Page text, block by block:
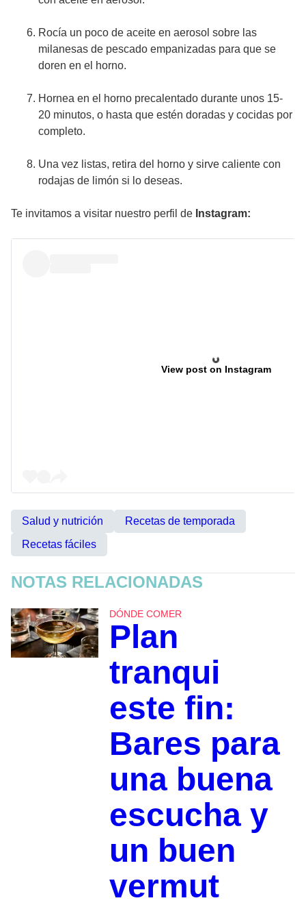
Rocía un poco de aceite en aerosol sobre las
milanesas de pescado empanizadas para que se
doren en el horno.
Hornea en el horno precalentado durante unos 15-
20 minutos, o hasta que estén doradas y cocidas por
completo.
Una vez listas, retira del horno y sirve caliente con
rodajas de limón si lo deseas.
Te invitamos a visitar nuestro perfil de Instagram:
View post on Instagram
Salud y nutrición
Recetas de temporada
Recetas fáciles
NOTAS RELACIONADAS
DÓNDE COMER
Plan
tranqui
este fin:
Bares para
una buena
escucha y
un buen
vermut